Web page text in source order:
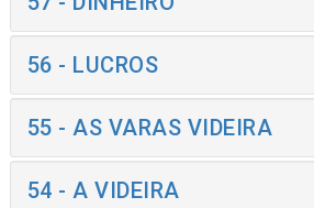
56 - LUCROS
55 - AS VARAS VIDEIRA
54 - A VIDEIRA